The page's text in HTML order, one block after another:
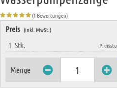
(1 Bewertungen)
Preis (inkl. MwSt.)
1Stk.
Menge